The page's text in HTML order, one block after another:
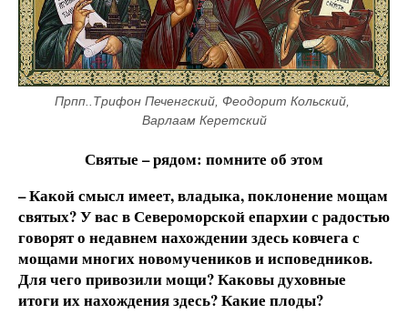
Прпп..Трифон Печенгский, Феодорит Кольский,
Варлаам Керетский
Святые – рядом: помните об этом
– Какой смысл имеет, владыка, поклонение мощам
святых? У вас в Североморской епархии с радостью
говорят о недавнем нахождении здесь ковчега с
мощами многих новомучеников и исповедников.
Для чего привозили мощи? Каковы духовные
итоги их нахождения здесь? Какие плоды?